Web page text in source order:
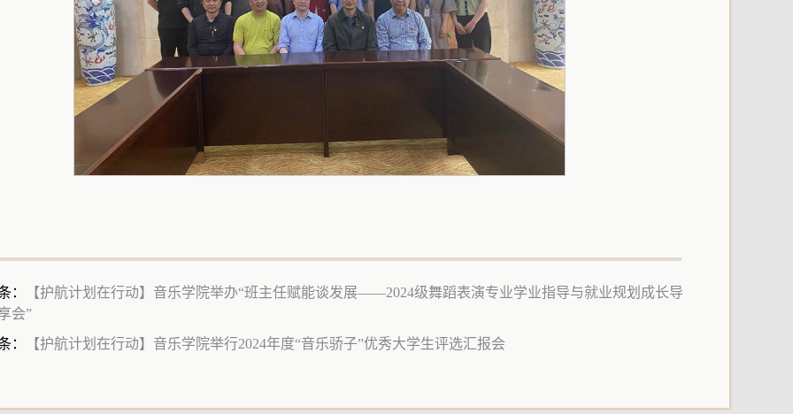
：
【护航计划在行动】音乐学院举办“班主任赋能谈发展——2024级舞蹈表演专业学业指导与就业规划成长导
会”
：
【护航计划在行动】音乐学院举行2024年度“音乐骄子”优秀大学生评选汇报会